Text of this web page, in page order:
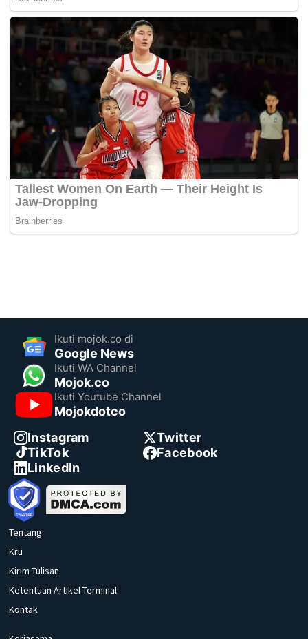
Ikuti mojok.co di
Google News
Ikuti WA Channel
Mojok.co
Ikuti Youtube Channel
Mojokdotco
Instagram
Twitter
TikTok
Facebook
LinkedIn
Tentang
Kru
Kirim Tulisan
Ketentuan Artikel Terminal
Kontak